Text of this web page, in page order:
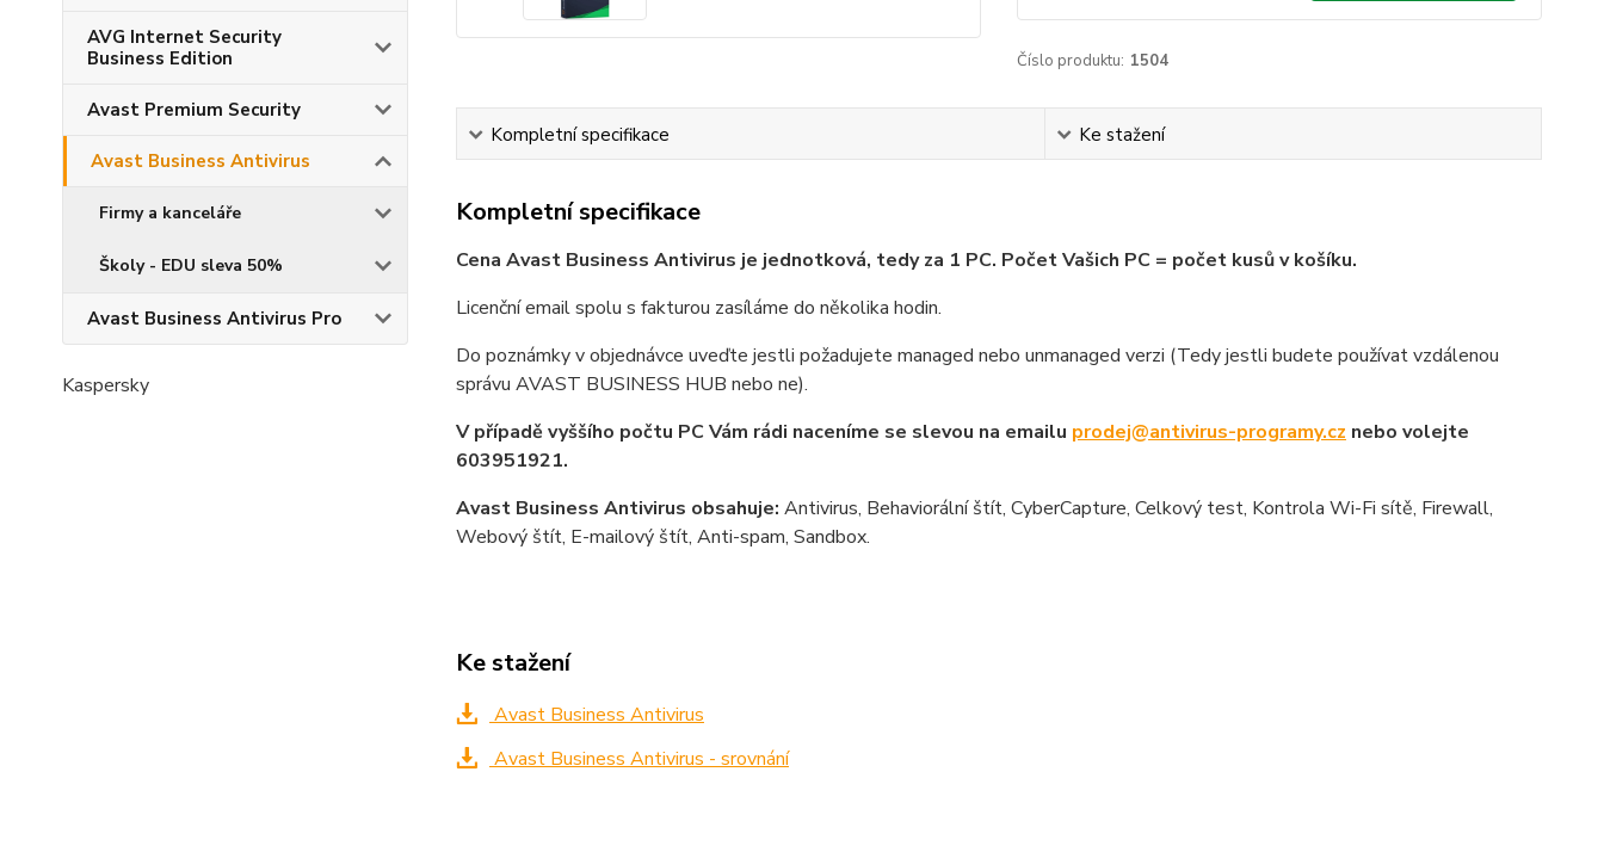
AVG Internet Security
Business Edition
Avast Premium Security
Avast Business Antivirus
Firmy a kanceláře
Školy - EDU sleva 50%
Avast Business Antivirus Pro
Kaspersky
Číslo produktu: 1504
Kompletní specifikace Ke stažení
Kompletní specifikace
Cena Avast Business Antivirus je jednotková, tedy za 1 PC. Počet Vašich PC = počet kusů v košíku.
Licenční email spolu s fakturou zasíláme do několika hodin.
Do poznámky v objednávce uveďte jestli požadujete managed nebo unmanaged verzi (Tedy jestli budete používat vzdálenou
správu AVAST BUSINESS HUB nebo ne).
V případě vyššího počtu PC Vám rádi naceníme se slevou na emailu prodej@antivirus-programy.cz nebo volejte
603951921.
Avast Business Antivirus obsahuje: Antivirus, Behaviorální štít, CyberCapture, Celkový test, Kontrola Wi-Fi sítě, Firewall,
Webový štít, E-mailový štít, Anti-spam, Sandbox.
Ke stažení
Avast Business Antivirus
Avast Business Antivirus - srovnání